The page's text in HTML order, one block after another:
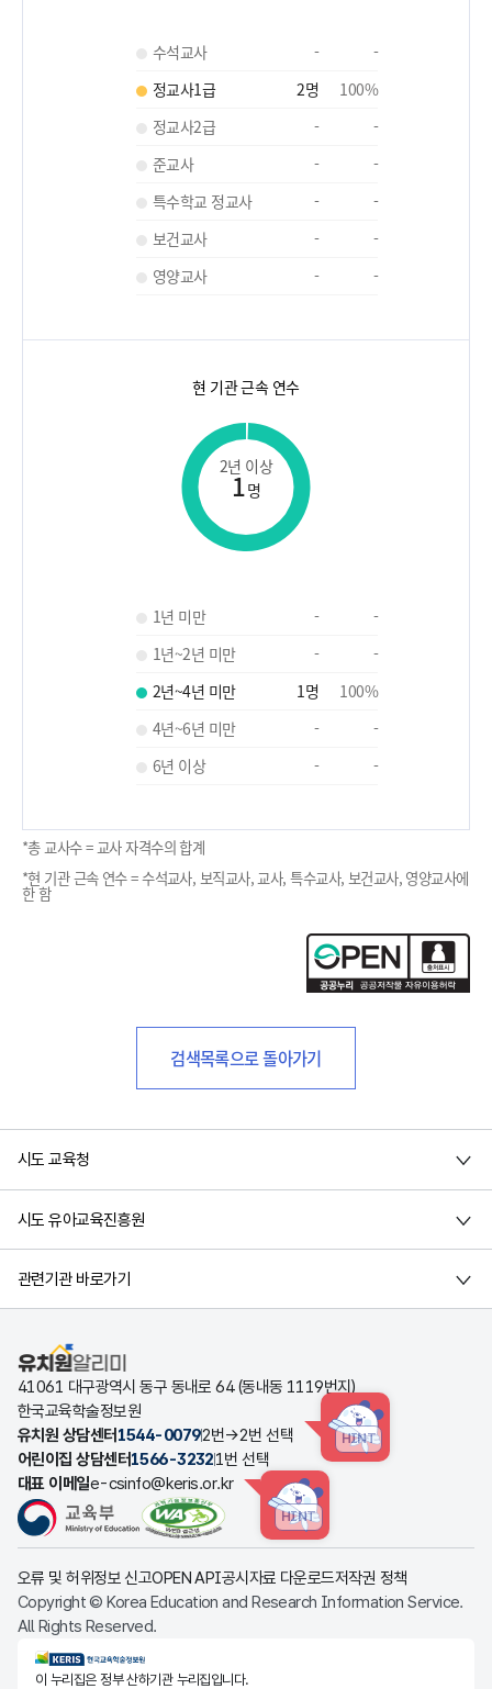
수석교사 -
-
정교사1급
2명 100%
정교사2급
-
-
준교사
-
-
특수학교 정교사
-
-
보건교사
-
-
영양교사
- -
현 기관 근속 연수
2년 이상
1명
1년 미만 -
-
1년~2년 미만
-
-
2년~4년 미만
1명 100%
4년~6년 미만
-
-
6년 이상
- -
*총 교사수 = 교사 자격수의 합계
*현 기관 근속 연수 = 수석교사, 보직교사, 교사, 특수교사, 보건교사, 영양교사에
한 함
검색목록으로 돌아가기
시도 교육청
시도 유아교육진흥원
관련기관 바로가기
유치원알리미
41061 대구광역시 동구 동내로 64 (동내동 1119번지)
한국교육학술정보원
유치원 상담센터 1544-00792번→2번 선택 HINT
어린이집 상담센터1566-32321번 선택
대표 이메일e-csinfo@keris.or.kr
HINT
오류 및 허위정보 신고OPEN API공시자료 다운로드저작권 정책
Copyright © Korea Education and Research Information Service.
All Rights Reserved.
KERIS한국교육학술정보원
이 누리집은 정부 산하기관 누리집입니다.